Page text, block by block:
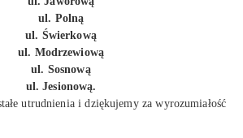
ul. Polną
ul. Świerkową
ul. Modrzewiową
ul. Sosnową
ul. Jesionową.
utrudnienia i dziękujemy za wyrozumiałość